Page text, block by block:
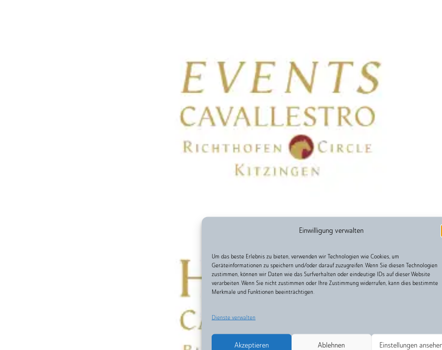
Einwilligung verwalten
Um das beste Erlebnis zu bieten, verwenden wir Technologien wie Cookies, um
Geräteinformationen zu speichern und/oder darauf zuzugreifen. Wenn Sie diesen Technologien
zustimmen, können wir Daten wie das Surfverhalten oder eindeutige IDs auf dieser Website
verarbeiten. Wenn Sie nicht zustimmen oder Ihre Zustimmung widerrufen, kann dies bestimmte
Merkmale und Funktionen beeinträchtigen.
Dienste verwalten
Akzeptieren Ablehnen Einstellungen